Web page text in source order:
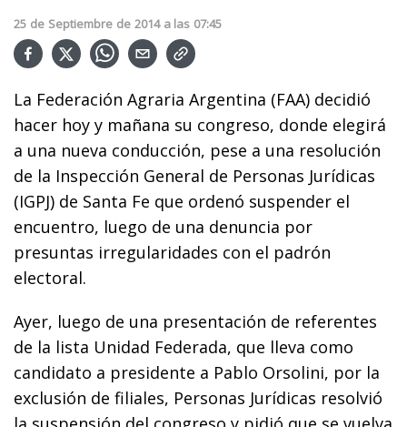
25 de Septiembre de 2014 a las 07:45
La Federación Agraria Argentina (FAA) decidió
hacer hoy y mañana su congreso, donde elegirá
a una nueva conducción, pese a una resolución
de la Inspección General de Personas Jurídicas
(IGPJ) de Santa Fe que ordenó suspender el
encuentro, luego de una denuncia por
presuntas irregularidades con el padrón
electoral.
Ayer, luego de una presentación de referentes
de la lista Unidad Federada, que lleva como
candidato a presidente a Pablo Orsolini, por la
exclusión de filiales, Personas Jurídicas resolvió